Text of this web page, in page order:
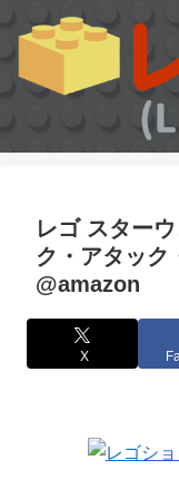
レゴ スター
ク・アタック
@amazon
X